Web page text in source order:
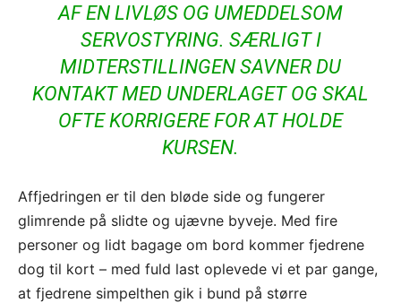
AF EN LIVLØS OG UMEDDELSOM
SERVOSTYRING. SÆRLIGT I
MIDTERSTILLINGEN SAVNER DU
KONTAKT MED UNDERLAGET OG SKAL
OFTE KORRIGERE FOR AT HOLDE
KURSEN.
Affjedringen er til den bløde side og fungerer
glimrende på slidte og ujævne byveje. Med fire
personer og lidt bagage om bord kommer fjedrene
dog til kort – med fuld last oplevede vi et par gange,
at fjedrene simpelthen gik i bund på større